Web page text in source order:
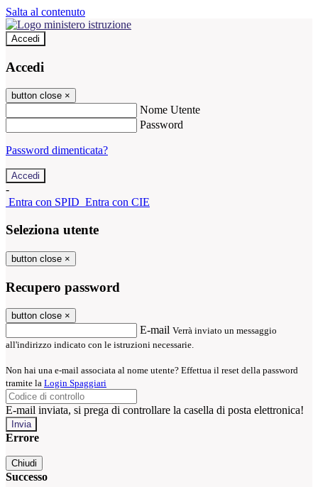
Salta al contenuto
Accedi
Accedi
button close ×
Nome Utente
Password
Password dimenticata?
-
Entra con SPID Entra con CIE
Seleziona utente
button close ×
Recupero password
button close ×
E-mail Verrà inviato un messaggio
all'indirizzo indicato con le istruzioni necessarie.
Non hai una e-mail associata al nome utente? Effettua il reset della password
tramite la Login Spaggiari
E-mail inviata, si prega di controllare la casella di posta elettronica!
Errore
Chiudi
Successo